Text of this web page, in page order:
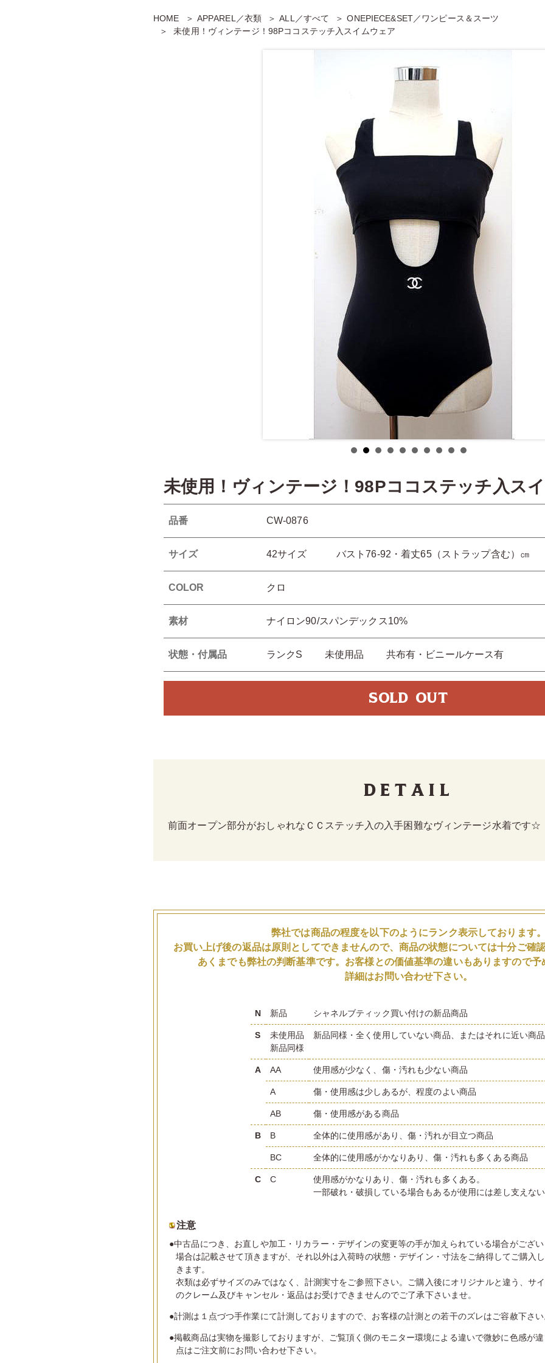
HOME APPAREL／衣類 ALL／すべて
ONEPIECE&SET／ワンピース＆スーツ
未使用！ヴィンテージ！98Pココステッチ入スイムウェア
未使用！ヴィンテージ！98Pココステッチ入ス
品番 CW-0876
サイズ 42サイズ バスト76-92・着丈65（ストラップ含む）㎝
COLOR クロ
素材 ナイロン90/スパンデックス10%
状態・付属品 ランクS 未使用品 共布有・ビニールケース有
SOLD OUT
Detail
前面オープン部分がおしゃれなＣＣステッチ入の入手困難なヴィンテージ水着です☆
弊社では商品の程度を以下のようにランク表示しております。
お買い上げ後の返品は原則としてできませんので、商品の状態については十分ご確
あくまでも弊社の判断基準です。お客様との価値基準の違いもありますので予
詳細はお問い合わせ下さい。
N 新品 シャネルブティック買い付けの新品商品
S
未使用品
新品同様
新品同様・全く使用していない商品、またはそれに近い商品
A AA 使用感が少なく、傷・汚れも少ない商品
A 傷・使用感は少しあるが、程度のよい商品
AB 傷・使用感がある商品
B B 全体的に使用感があり、傷・汚れが目立つ商品
BC 全体的に使用感がかなりあり、傷・汚れも多くある商品
C C
使用感がかなりあり、傷・汚れも多くある。
一部破れ・破損している場合もあるが使用には差し支えな
注意
●中古品につき、お直しや加工・リカラー・デザインの変更等の手が加えられている場合がござ
場合は記載させて頂きますが、それ以外は入荷時の状態・デザイン・寸法をご納得してご購入
きます。
衣類は必ずサイズのみではなく、計測実寸をご参照下さい。ご購入後にオリジナルと違う、サ
のクレーム及びキャンセル・返品はお受けできませんのでご了承下さいませ。
●計測は１点づつ手作業にて計測しておりますので、お客様の計測との若干のズレはご容赦下さい
●掲載商品は実物を撮影しておりますが、ご覧頂く側のモニター環境による違いで微妙に色感が
点はご注文前にお問い合わせ下さい。